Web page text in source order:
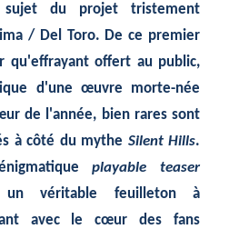
du projet tristement
/ Del Toro. De ce premier
qu'effrayant offert au public,
d'une œuvre morte-née
de l'année, bien rares sont
à côté du mythe Silent Hills.
playable teaser
véritable feuilleton à
avec le cœur des fans